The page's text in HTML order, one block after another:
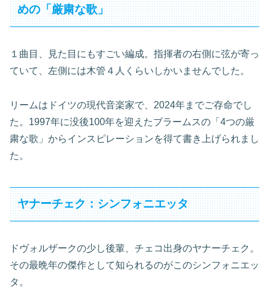
めの「厳粛な歌」
１曲目、見た目にもすごい編成。指揮者の右側に弦が寄っ
ていて、左側には木管４人くらいしかいませんでした。
リームはドイツの現代音楽家で、2024年までご存命でし
た。1997年に没後100年を迎えたブラームスの「4つの厳
粛な歌」からインスピレーションを得て書き上げられまし
た。
ヤナーチェク：シンフォニエッタ
ドヴォルザークの少し後輩、チェコ出身のヤナーチェク。
その最晩年の傑作として知られるのがこのシンフォニエッ
タ。